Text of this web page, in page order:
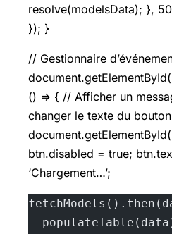
resolve(modelsData); },
}); }
// Gestionnaire
() => { // Afficher un
changer le texte du
btn.disabled = true;
‘Chargement…’;